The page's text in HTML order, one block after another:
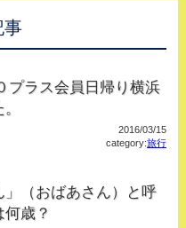
事
プラス会員日帰り横浜
2016/03/15
category:旅行
」（おばあさん）と呼
何歳？